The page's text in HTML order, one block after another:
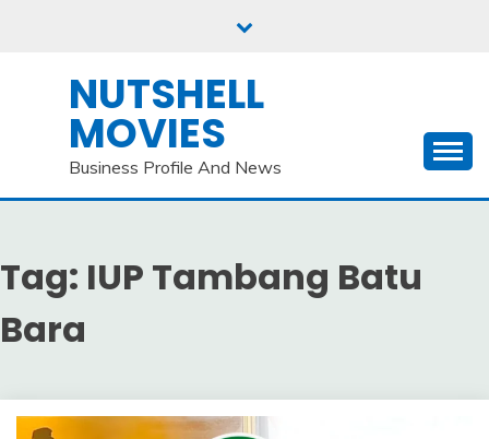
NUTSHELL
MOVIES
Business Profile And News
Tag: IUP Tambang Batu
Bara